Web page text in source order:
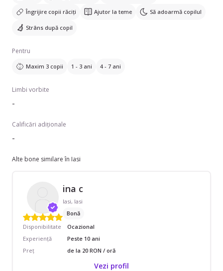
Îngrijire copii răciți Ajutor la teme Să adoarmă copilul
Strâns după copil
Pentru
Maxim 3 copii 1 - 3 ani 4 - 7 ani
Limbi vorbite
-
Calificări adiționale
-
Alte bone similare în Iasi
ina c
Iasi, Iasi
Bonă
Disponibilitate
Ocazional
Experiență
Peste 10 ani
Preț
de la 20 RON / oră
Vezi profil